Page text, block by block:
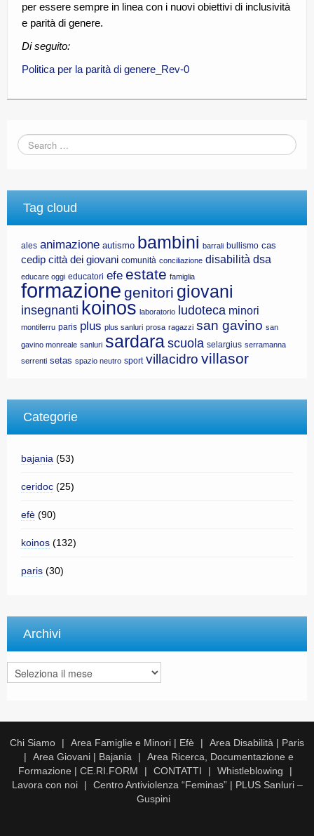
per essere sempre in linea con i nuovi obiettivi di inclusività
e parità di genere.
Di seguito:
Politica per la parità di genere_Rev-0
Tag cloud
ales animazione autismo bambini barrali bullismo cas
cedip città dei giovani comunità conciliazione disabilità dsa
educare oggi educatori efe estate famiglia
formazione genitori giovani
insegnanti koinos laboratorio ludoteca minori
montiferru paris plus plus sanluri prosa ragazzi san gavino san
gavino monreale sanluri sardara scuola selargius serramanna
serrenti setas spazio neutro sport villacidro villasor
Categorie
bajania (53)
ceridoc (25)
efè (90)
koinos (132)
paris (30)
Archivi
Archivi
Chi Siamo Area Famiglie e Minori | Efè
Area Disabilità | Paris
Area Giovani | Bajania
Area Ricerca, Documentazione e
Formazione | CE.RI.FORM
CONTATTI
Whistleblowing
Lavora con noi
Centro Antiviolenza “Feminas” | PLUS Sanluri –
Guspini